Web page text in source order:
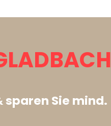
sparen Sie mind.